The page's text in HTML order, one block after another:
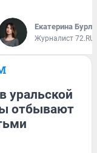
Екатерина
Журналист 72.RU
уральской
отбывают